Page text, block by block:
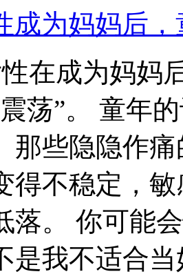
成为妈妈后
在成为妈妈
荡”。 童年
那些隐隐作
得不稳定，
落。 你可能
是我不适合